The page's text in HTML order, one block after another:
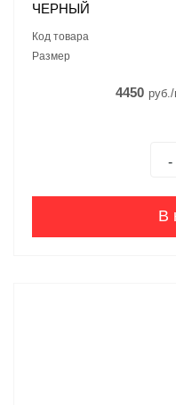
ЧЕРНЫЙ
Код товара
Размер
4450
-
В